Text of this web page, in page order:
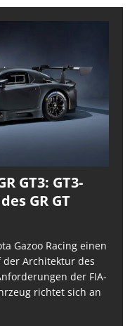
GT3: GT3-
GR GT
Gazoo Racing einen
der Architektur des
der FIA-
richtet sich an